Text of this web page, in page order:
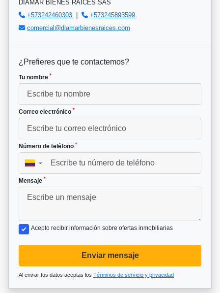
DIAMAR BIENES RAÍCES SAS
+573242460303 |
+573245893599
comercial@diamarbienesraices.com
¿Prefieres que te contactemos?
Tu nombre *
Correo electrónico *
Número de teléfono *
▼
Mensaje *
Acepto recibir información sobre ofertas inmobiliarias
Enviar mensaje
Al enviar tus datos aceptas los Términos de servicio y privacidad